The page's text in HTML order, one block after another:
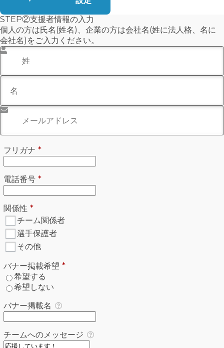
STEP②支援者情報の入力
個人の方は氏名(姓名)、企業の方は会社名(姓に法人格、名に
会社名)をご入力ください。
姓
名
メールアドレス
フリガナ *必須
電話番号 *必須
関係性 *必須
関係性 *
必須
チーム関係者
選手保護者
その他
バナー掲載希望 *必須
バナー掲載希望 *
希望する
希望しない
バナー掲載名
チームへのメッセージ